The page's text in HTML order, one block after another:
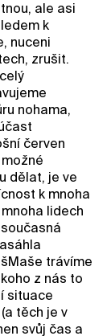
ale asi
k
nuceni
zrušit.
nohama,
červen
dělat, je ve
k mnoha
lidech
trávíme
z nás to
situace
těch je v
svůj čas a